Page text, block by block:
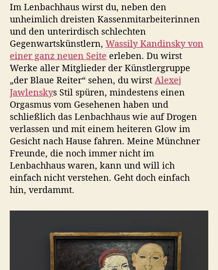
Im Lenbachhaus wirst du, neben den
unheimlich dreisten Kassenmitarbeiterinnen
und den unterirdisch schlechten
Gegenwartskünstlern, Wassily Kandinsky von
einer ganz neuen Seite erleben. Du wirst
Werke aller Mitglieder der Künstlergruppe
„der Blaue Reiter“ sehen, du wirst Alexej
Jawlenskys Stil spüren, mindestens einen
Orgasmus vom Gesehenen haben und
schließlich das Lenbachhaus wie auf Drogen
verlassen und mit einem heiteren Glow im
Gesicht nach Hause fahren. Meine Münchner
Freunde, die noch immer nicht im
Lenbachhaus waren, kann und will ich
einfach nicht verstehen. Geht doch einfach
hin, verdammt.